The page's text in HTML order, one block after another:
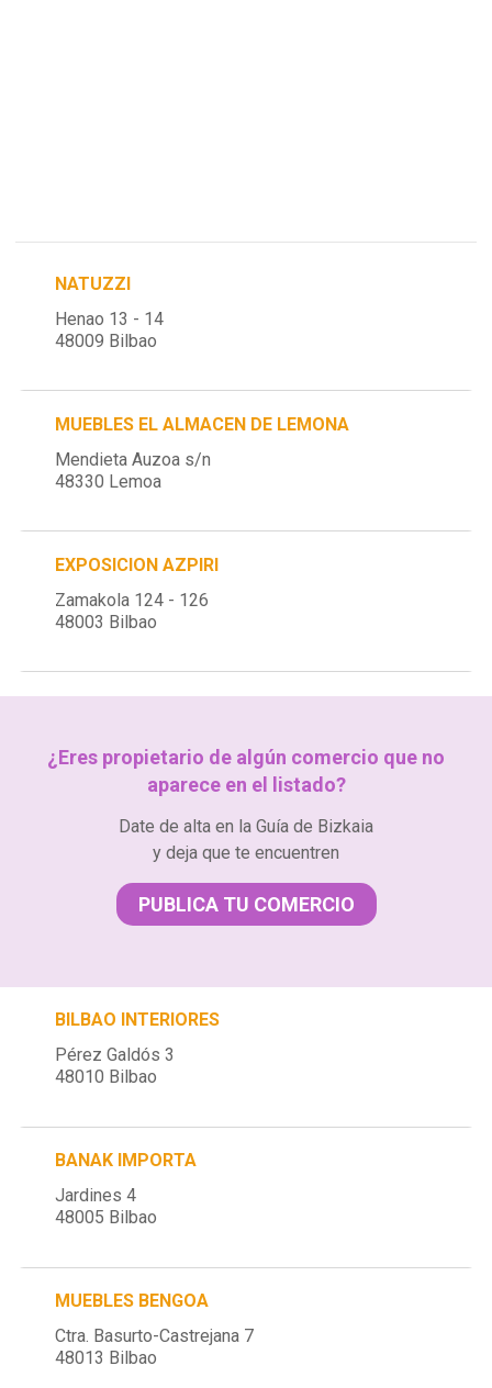
NATUZZI
Henao 13 - 14
48009 Bilbao
MUEBLES EL ALMACEN DE LEMONA
Mendieta Auzoa s/n
48330 Lemoa
EXPOSICION AZPIRI
Zamakola 124 - 126
48003 Bilbao
¿Eres propietario de algún comercio que no
aparece en el listado?
Date de alta en la Guía de Bizkaia
y deja que te encuentren
PUBLICA TU COMERCIO
BILBAO INTERIORES
Pérez Galdós 3
48010 Bilbao
BANAK IMPORTA
Jardines 4
48005 Bilbao
MUEBLES BENGOA
Ctra. Basurto-Castrejana 7
48013 Bilbao